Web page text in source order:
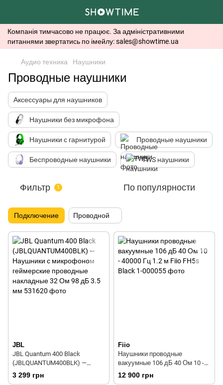
Компанія тимчасово не працює. За адміністративними
питаннями звертатись по імейлу: sales@showtime.ua
Аудио техника Наушники
Проводные наушники
Аксессуары для наушников
Наушники без микрофона
Наушники с гарнитурой Проводные наушники
Беспроводные наушники TWS наушники
Фильтр 1 По популярности
Подключение Проводной
JBL
JBL Quantum 400 Black
(JBLQUANTUM400BLK) —
Наушники с микрофоном
геймерские проводные
3 299 грн
Fiio
Наушники проводные
вакуумные 106 дБ 40 Ом 10 -
40000 Гц 1.2 м Fiio FH5s Black
12 900 грн